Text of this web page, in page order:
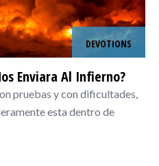
DEVOTIONS
Enviara Al Infierno?
pruebas y con dificultades,
esta dentro de